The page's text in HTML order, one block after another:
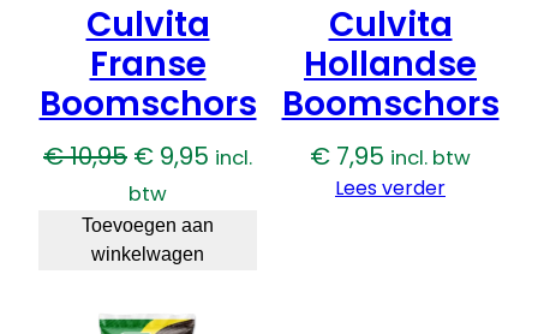
Culvita
Franse
Boomschors
€10,95 Oorspronkelijke
prijs
was:
€ 10,95.
€ 9,95 Huidige
is:
incl.
btw
Toevoegen aan
winkelwagen
Culvita
Hollandse
Boomschors
€ 7,95 incl. btw
Lees verder